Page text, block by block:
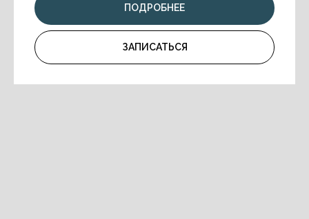
ПОДРОБНЕЕ
ЗАПИСАТЬСЯ